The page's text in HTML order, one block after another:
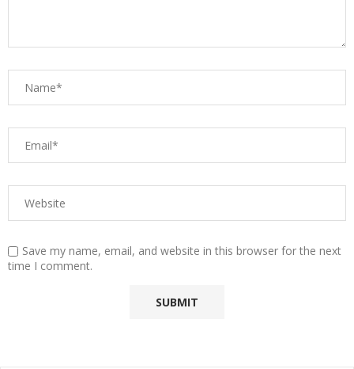
Save my name, email, and website in this browser for the next
time I comment.